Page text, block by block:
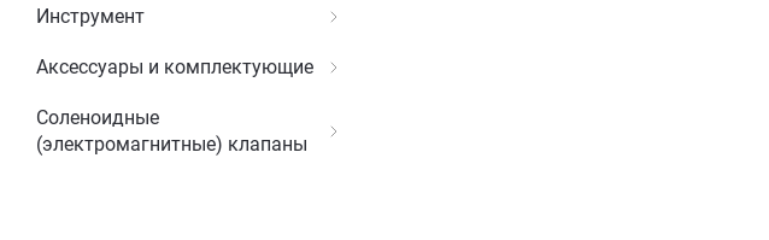
Инструмент
Аксессуары и комплектующие
Соленоидные
(электромагнитные) клапаны